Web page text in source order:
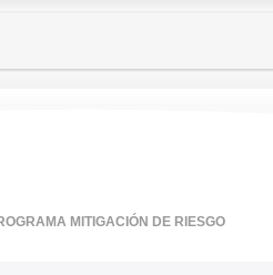
MITIGACIÓN DE RIESGO